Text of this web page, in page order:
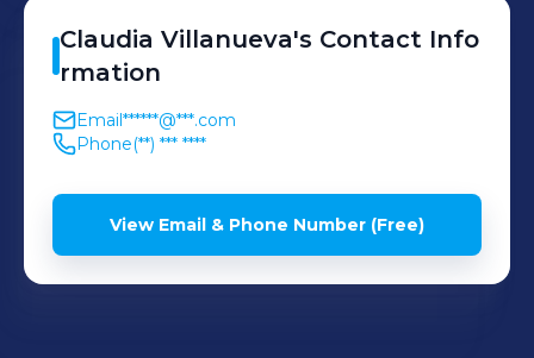
Claudia Villanueva's Contact Info
rmation
Email******@***.com
Phone(**) *** ****
View Email & Phone Number (Free)